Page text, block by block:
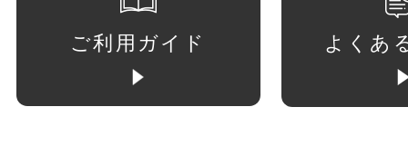
ご利用ガイド よくあ